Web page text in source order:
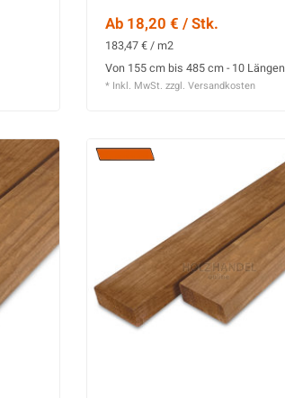
Ab 18,20 € / Stk.
183,47 € / m2
Von 155 cm bis 485 cm - 10 Längen
* Inkl. MwSt. zzgl.Versandkosten